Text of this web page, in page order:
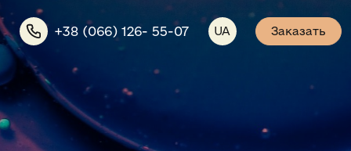
+38 (066) 126- 55-07 UA Заказать